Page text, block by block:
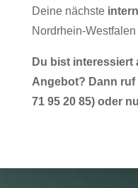
Deine nächste
Nordrhein-
Du bist interessiert
Angebot? Dann ruf
71 95 20 85) oder